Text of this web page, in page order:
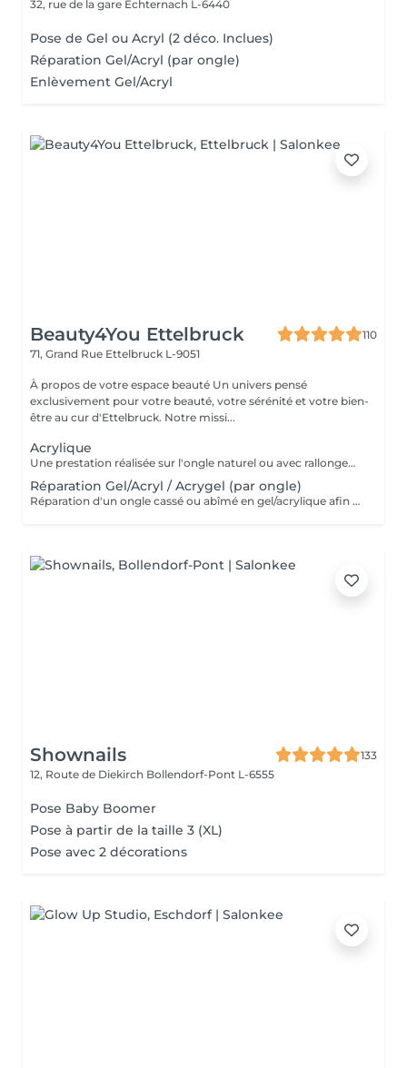
32, rue de la gare Echternach L-6440
Pose de Gel ou Acryl (2 déco. Inclues)
Réparation Gel/Acryl (par ongle)
Enlèvement Gel/Acryl
Beauty4You Ettelbruck
110
71, Grand Rue Ettelbruck L-9051
À propos de votre espace beauté Un univers pensé
exclusivement pour votre beauté, votre sérénité et votre bien-
être au cur d'Ettelbruck. Notre missi...
Acrylique
Une prestation réalisée sur l'ongle naturel ou avec rallongement, idéale pour des ongles solides, élégants et durables. * Préparation de l'ongle naturel * Mise en forme des ongles * Travail des cuticules * Application de l'acrylique * Finition au choix * 2 décorations incluses
Réparation Gel/Acryl / Acrygel (par ongle)
Réparation d'un ongle cassé ou abîmé en gel/acrylique afin de restaurer sa forme, sa solidité et son esthétique. Ce service est réalisé uniquement sur les ongles nécessitant une réparation.
Shownails
133
12, Route de Diekirch Bollendorf-Pont L-6555
Pose Baby Boomer
Pose à partir de la taille 3 (XL)
Pose avec 2 décorations